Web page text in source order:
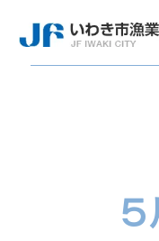
5